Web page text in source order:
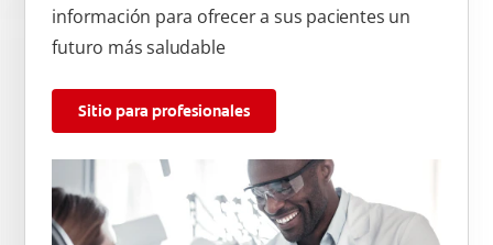
información para ofrecer a sus pacientes un
futuro más saludable
Sitio para profesionales